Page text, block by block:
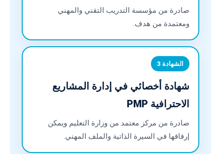
صادرة من مؤسسة التدريب التقني والمهني
ومعتمدة من هدف.
الشهادة 3
شهادة أخصائي في إدارة المشاريع
الاحترافية PMP
صادرة من مركز معتمد من وزارة التعليم ويمكن
إرفاقها في السيرة الذاتية والملف المهني.